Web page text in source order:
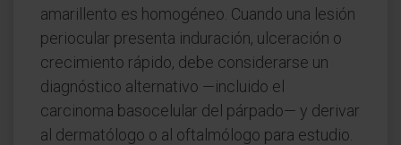
amarillento es homogéneo. Cuando una lesión
periocular presenta induración, ulceración o
crecimiento rápido, debe considerarse un
diagnóstico alternativo —incluido el
carcinoma basocelular del párpado— y derivar
al dermatólogo o al oftalmólogo para estudio.